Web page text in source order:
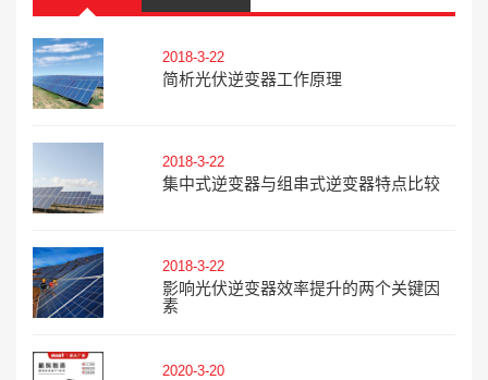
2018-3-22
简析光伏逆变器工作原理
2018-3-22
集中式逆变器与组串式逆变器特点比较
2018-3-22
影响光伏逆变器效率提升的两个关键因
素
2020-3-20